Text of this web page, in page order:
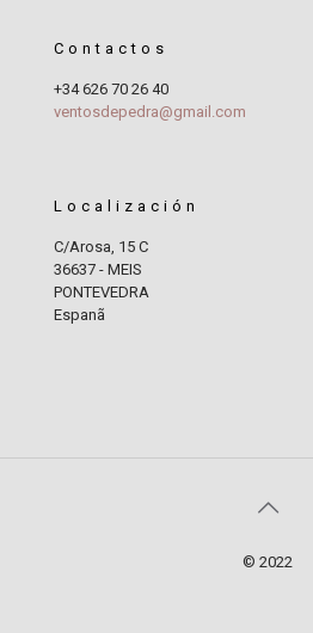
Contactos
+34 626 70 26 40
ventosdepedra@gmail.com
Localización
C/Arosa, 15 C
36637 - MEIS
PONTEVEDRA
Espanã
© 2022